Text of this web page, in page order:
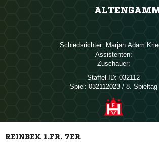
Schiedsrichter:  
Assistenten:
Zuschauer:
Staffel-ID: 032112
Spiel: 032112023 / 8. Spieltag
REINBEK 1.FR. 7ER